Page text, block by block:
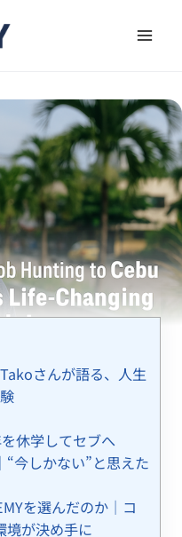
さんが語る、人生
休学してセブへ
今しかない”と思えた
を選んだのか｜コ
境が決め手に